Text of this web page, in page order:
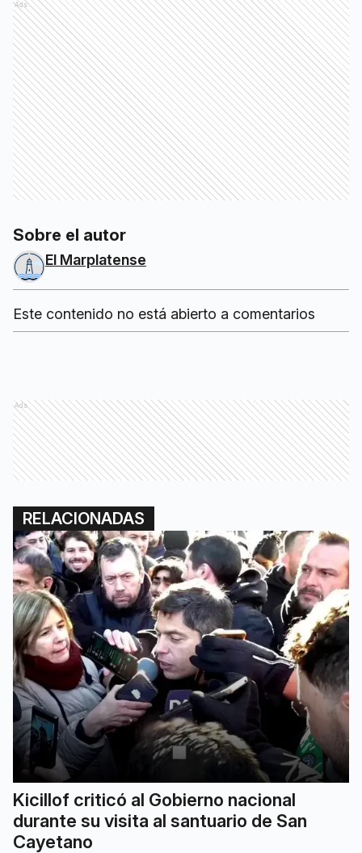
Ads
Sobre el autor
El Marplatense
Este contenido no está abierto a comentarios
Ads
RELACIONADAS
Kicillof criticó al Gobierno nacional
durante su visita al santuario de San
Cayetano